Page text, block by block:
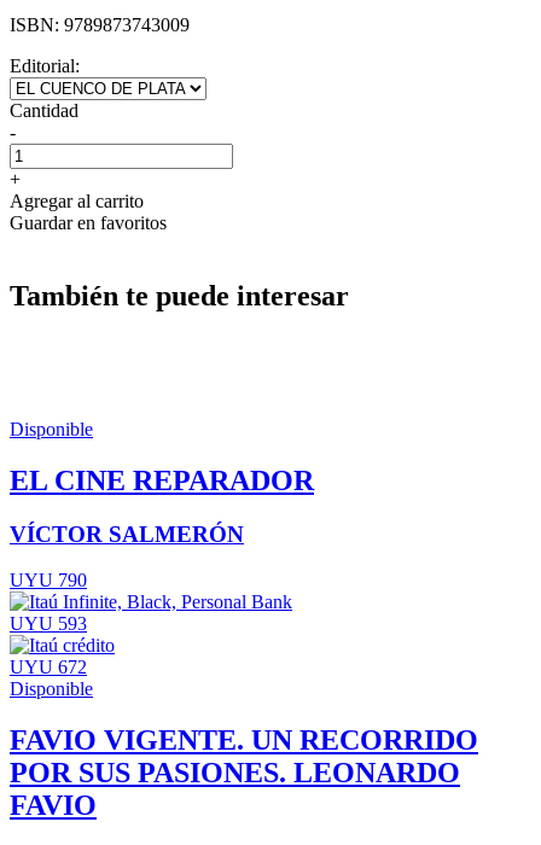
ISBN: 9789873743009
Editorial:
Cantidad
-
+
Agregar al carrito
Guardar en favoritos
También te puede interesar
Disponible
EL CINE REPARADOR
VÍCTOR SALMERÓN
UYU 790
UYU 593
UYU 672
Disponible
FAVIO VIGENTE. UN RECORRIDO
POR SUS PASIONES. LEONARDO
FAVIO